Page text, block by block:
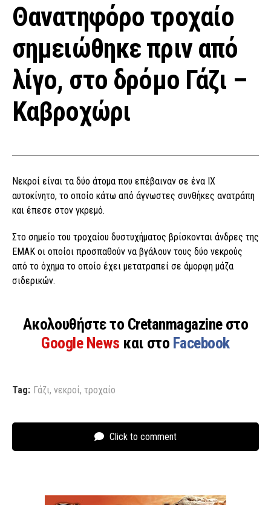
Θανατηφόρο τροχαίο
σημειώθηκε πριν από
λίγο, στο δρόμο Γάζι –
Καβροχώρι
Νεκροί είναι τα δύο άτομα που επέβαιναν σε ένα ΙΧ
αυτοκίνητο, το οποίο κάτω από άγνωστες συνθήκες ανατράπη
και έπεσε στον γκρεμό.
Στο σημείο του τροχαίου δυστυχήματος βρίσκονται άνδρες της
ΕΜΑΚ οι οποίοι προσπαθούν να βγάλουν τους δύο νεκρούς
από το όχημα το οποίο έχει μετατραπεί σε άμορφη μάζα
σιδερικών.
Ακολουθήστε το Cretanmagazine στο
Google News και στο Facebook
Tag: Γάζι, νεκροί, τροχαίο
Click to comment